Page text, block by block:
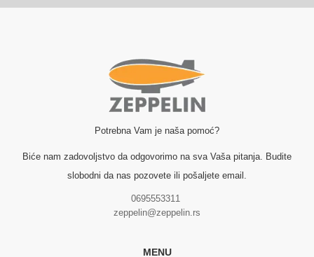
Potrebna Vam je naša pomoć?
Biće nam zadovoljstvo da odgovorimo na sva Vaša pitanja. Budite
slobodni da nas pozovete ili pošaljete email.
0695553311
zeppelin@zeppelin.rs
MENU